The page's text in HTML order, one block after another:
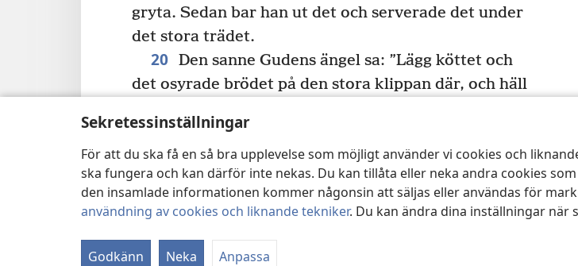
Sekretessinställningar
För att du ska få en så bra upplevelse som möjligt använder vi cookies och
ska fungera och kan därför inte nekas. Du kan tillåta eller neka andra cookies
den insamlade informationen kommer någonsin att säljas eller användas för
användning av cookies och liknande tekniker. Du kan ändra dina inställningar när
Godkänn Neka Anpassa
gryta. Sedan bar han ut det och serverade det under
det stora trädet.
20 Den sanne Gudens ängel sa: ”Lägg köttet och
det osyrade brödet på den stora klippan där, och häll
sträckte Jehovas ängel ut sin stav och rörde vid
köttet och det osyrade brödet. Då slog det upp eld
från klippan, och köttet och det osyrade brödet
slukades av lågorna.
ö
Sedan försvann Jehovas
Jehovas ängel
utbrast han: